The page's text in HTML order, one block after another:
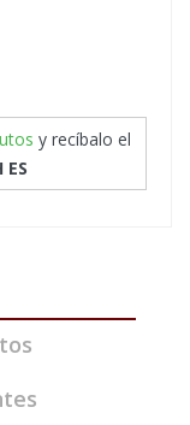
y recíbalo el
ES